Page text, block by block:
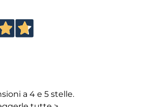
a 4 e 5 stelle.